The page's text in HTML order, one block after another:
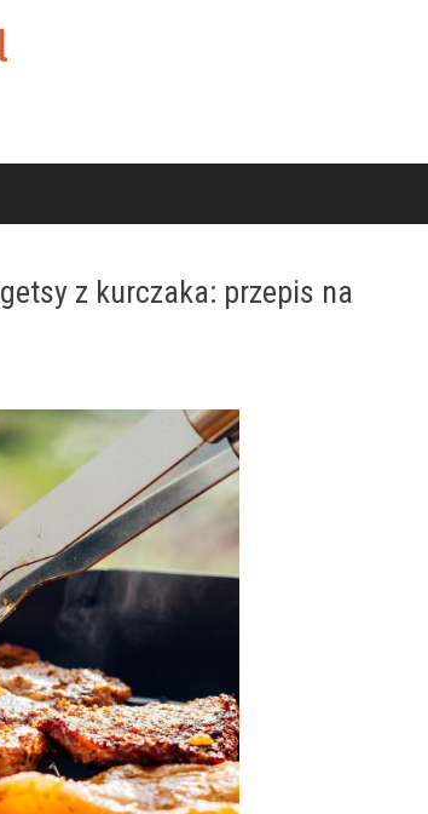
z kurczaka: przepis na